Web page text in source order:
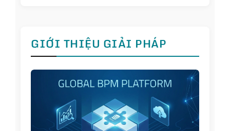
GIỚI THIỆU GIẢI PHÁP